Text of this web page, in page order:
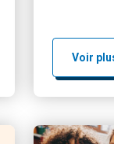
Voir